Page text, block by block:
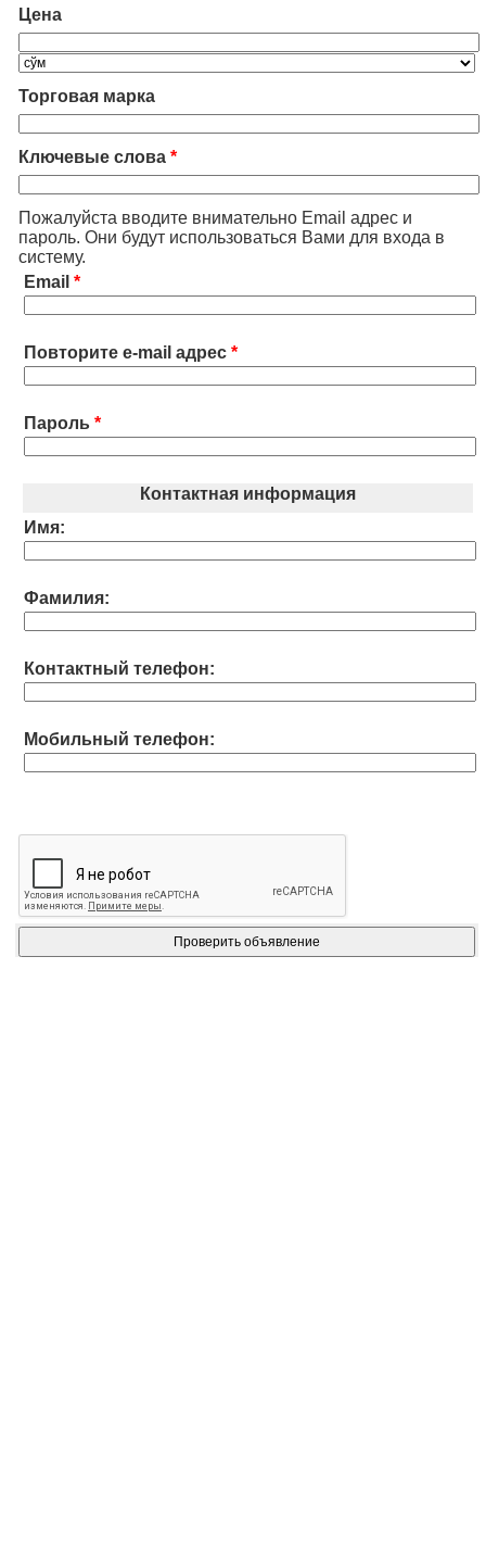
Цена
Торговая марка
Ключевые слова *
Пожалуйста вводите внимательно Email адрес и
пароль. Они будут использоваться Вами для входа в
систему.
Email *
Повторите e-mail адрес *
Пароль *
Контактная информация
Имя:
Фамилия:
Контактный телефон:
Мобильный телефон: